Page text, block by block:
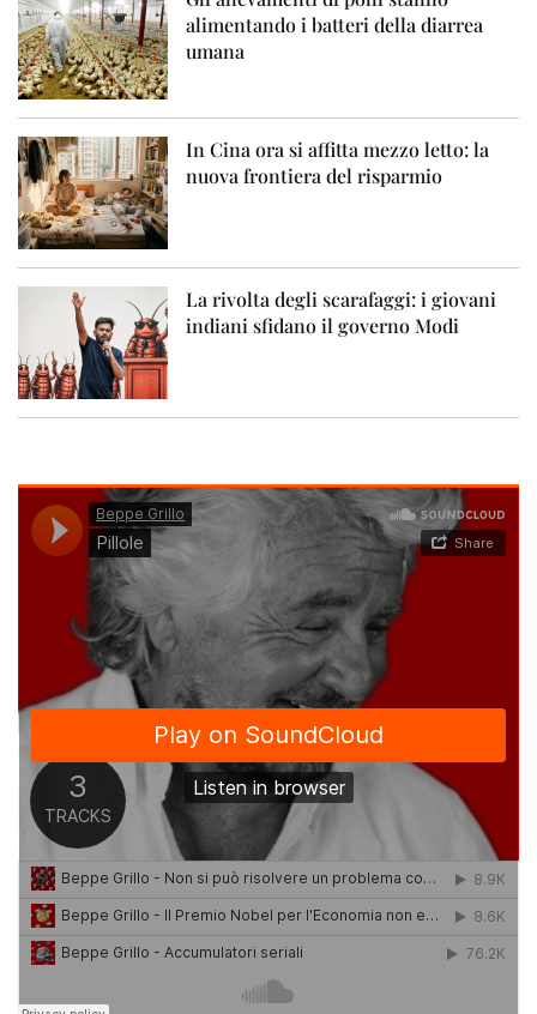
alimentando i batteri della diarrea
umana
In Cina ora si affitta mezzo letto: la
nuova frontiera del risparmio
La rivolta degli scarafaggi: i giovani
indiani sfidano il governo Modi